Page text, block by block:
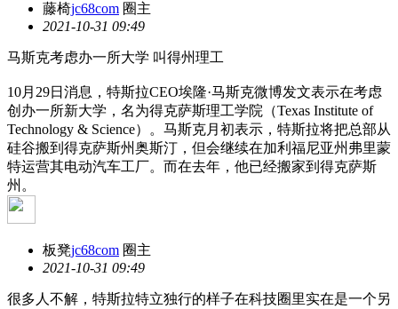
藤椅jc68com 圈主
2021-10-31 09:49
马斯克考虑办一所大学 叫得州理工
10月29日消息，特斯拉CEO埃隆·马斯克微博发文表示在考虑
创办一所新大学，名为得克萨斯理工学院（Texas Institute of
Technology & Science）。马斯克月初表示，特斯拉将把总部从
硅谷搬到得克萨斯州奥斯汀，但会继续在加利福尼亚州弗里蒙
特运营其电动汽车工厂。而在去年，他已经搬家到得克萨斯
州。
板凳jc68com 圈主
2021-10-31 09:49
很多人不解，特斯拉特立独行的样子在科技圈里实在是一个另